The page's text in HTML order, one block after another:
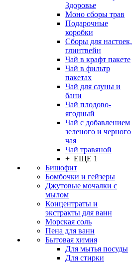
Здоровье
Моно сборы трав
Подарочные
коробки
Сборы для настоек,
глинтвейн
Чай в крафт пакете
Чай в фильтр
пакетах
Чай для сауны и
бани
Чай плодово-
ягодный
Чай с добавлением
зеленого и черного
чая
Чай травяной
+ ЕЩЕ 1
Бишофит
Бомбочки и гейзеры
Джутовые мочалки с
мылом
Концентраты и
экстракты для ванн
Морская соль
Пена для ванн
Бытовая химия
Для мытья посуды
Для стирки